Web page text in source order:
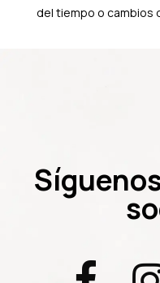
del tiempo o cambios